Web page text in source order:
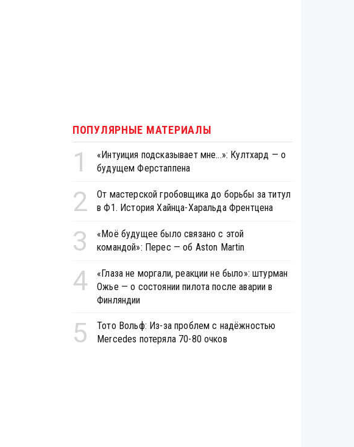
ПОПУЛЯРНЫЕ МАТЕРИАЛЫ
1
«Интуиция подсказывает мне...»: Култхард — о
будущем Ферстаппена
2
От мастерской гробовщика до борьбы за титул
в Ф1. История Хайнца-Харальда Френтцена
3
«Моё будущее было связано с этой
командой»: Перес — об Aston Martin
4
«Глаза не моргали, реакции не было»: штурман
Ожье — о состоянии пилота после аварии в
Финляндии
5
Тото Вольф: Из-за проблем с надёжностью
Mercedes потеряла 70-80 очков